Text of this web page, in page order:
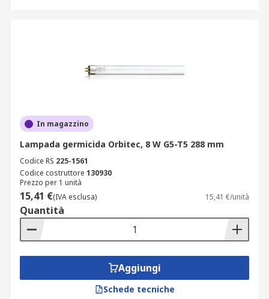
In magazzino
Lampada germicida Orbitec, 8 W G5-T5 288 mm
Codice RS 225-1561
Codice costruttore 130930
Prezzo per 1 unità
15,41 €(IVA esclusa) 15,41 €/unità
Quantità
Aggiungi
Schede tecniche